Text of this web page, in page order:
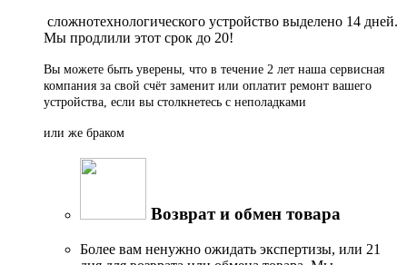
сложнотехнологического устройство выделено 14 дней.
Мы продлили этот срок до 20!
Вы можете быть уверены, что в течение 2 лет наша сервисная
компания за свой счёт заменит или оплатит ремонт вашего
устройства, если вы столкнетесь с неполадками
или же браком
Возврат и обмен товара
Более вам ненужно ожидать экспертизы, или 21